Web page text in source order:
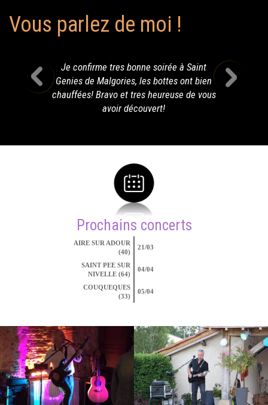
Vous parlez de moi !
Je confirme tres bonne soirée à Saint
Genies de Malgories, les bottes ont bien
chauffées! Bravo et tres heureuse de vous
avoir découvert!
Prochains concerts
AIRE SUR ADOUR
(40)
21/03
SAINT PEE SUR
NIVELLE (64)
04/04
COUQUEQUES
(33)
05/04